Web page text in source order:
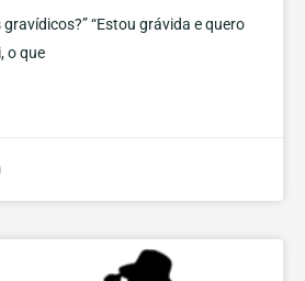
“Estou grávida e quero
o que